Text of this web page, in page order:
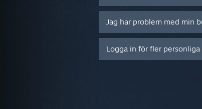
Jag har problem med min
Logga in för fler personliga